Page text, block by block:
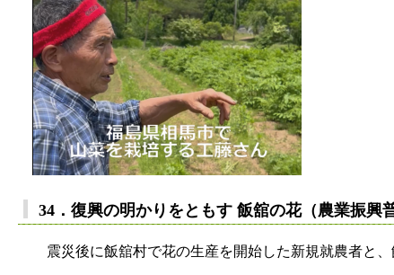
34．復興の明かりをともす 飯舘の花（農業振興
震災後に飯舘村で花の生産を開始した新規就農者と、